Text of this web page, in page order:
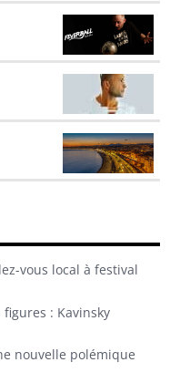
vous local à festival
figures : Kavinsky
nouvelle polémique